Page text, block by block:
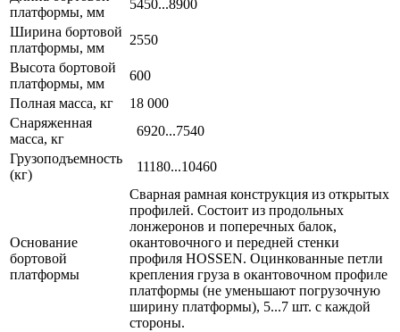
платформы, мм
5450...8900
Ширина бортовой
платформы, мм
2550
Высота бортовой
платформы, мм
600
Полная масса, кг
18 000
Снаряженная
масса, кг
6920...7540
Грузоподъемность
(кг)
11180...10460
Основание
бортовой
платформы
Сварная рамная конструкция из открытых
профилей. Состоит из продольных
лонжеронов и поперечных балок,
окантовочного и передней стенки
профиля HOSSEN. Оцинкованные петли
крепления груза в окантовочном профиле
платформы (не уменьшают погрузочную
ширину платформы), 5...7 шт. с каждой
стороны.